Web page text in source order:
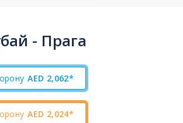
- Прага
AED 2,062*
AED 2,024*